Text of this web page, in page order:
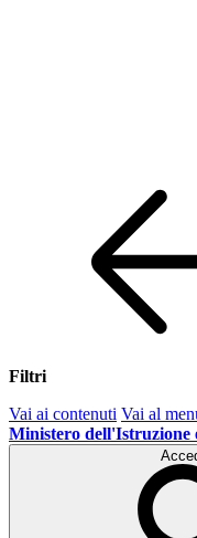
Filtri
Vai ai contenuti Vai al
Ministero dell'Istruzione